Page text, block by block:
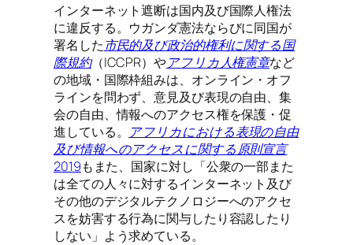
インターネット遮断は国内及び国際人権法
に違反する。ウガンダ憲法ならびに同国が
署名した市民的及び政治的権利に関する国
際規約（ICCPR）やアフリカ人権憲章など
の地域・国際枠組みは、オンライン・オフ
ラインを問わず、意見及び表現の自由、集
会の自由、情報へのアクセス権を保護・促
進している。
アフリカにおける表現の自由
及び情報へのアクセスに関する原則宣言
2019もまた、国家に対し「公衆の一部また
は全ての人々に対するインターネット及び
その他のデジタルテクノロジーへのアクセ
スを妨害する行為に関与したり容認したり
しない」よう求めている。